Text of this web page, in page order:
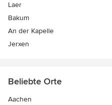
Laer
Bakum
An der Kapelle
Jerxen
Beliebte Orte
Aachen